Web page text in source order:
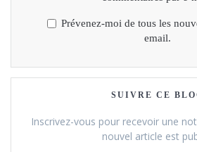
Prévenez-moi de tous les
email.
SUIVRE CE
Inscrivez-vous pour recevoir une
nouvel article est